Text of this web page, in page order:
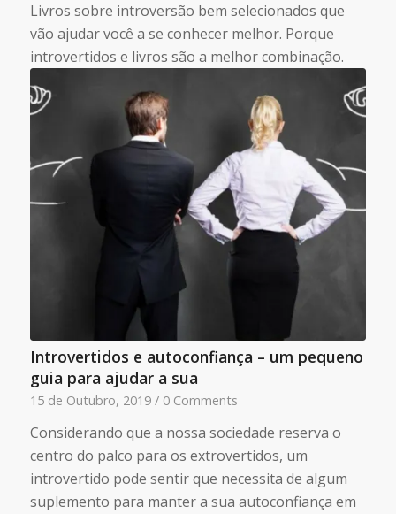
Livros sobre introversão bem selecionados que
vão ajudar você a se conhecer melhor. Porque
introvertidos e livros são a melhor combinação.
Introvertidos e autoconfiança – um pequeno
guia para ajudar a sua
15 de Outubro, 2019 / 0 Comments
Considerando que a nossa sociedade reserva o
centro do palco para os extrovertidos, um
introvertido pode sentir que necessita de algum
suplemento para manter a sua autoconfiança em